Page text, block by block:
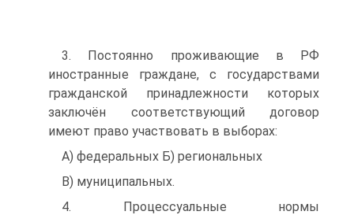
3. Постоянно проживающие в РФ
иностранные граждане, с государствами
гражданской принадлежности которых
заключён соответствующий договор
имеют право участвовать в выборах:
A) федеральных Б) региональных
B) муниципальных.
4. Процессуальные нормы